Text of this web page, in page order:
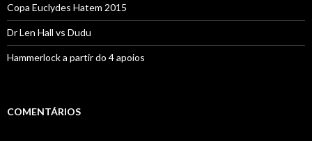
Copa Euclydes Hatem 2015
Dr Len Hall vs Dudu
Hammerlock a partir do 4 apoios
COMENTÁRIOS